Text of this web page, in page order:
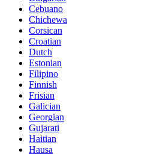
Cebuano
Chichewa
Corsican
Croatian
Dutch
Estonian
Filipino
Finnish
Frisian
Galician
Georgian
Gujarati
Haitian
Hausa